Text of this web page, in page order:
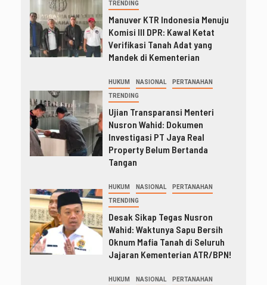
TRENDING
Manuver KTR Indonesia Menuju
Komisi III DPR: Kawal Ketat
Verifikasi Tanah Adat yang
Mandek di Kementerian
HUKUM NASIONAL PERTANAHAN
TRENDING
Ujian Transparansi Menteri
Nusron Wahid: Dokumen
Investigasi PT Jaya Real
Property Belum Bertanda
Tangan
HUKUM NASIONAL PERTANAHAN
TRENDING
Desak Sikap Tegas Nusron
Wahid: Waktunya Sapu Bersih
Oknum Mafia Tanah di Seluruh
Jajaran Kementerian ATR/BPN!
HUKUM NASIONAL PERTANAHAN